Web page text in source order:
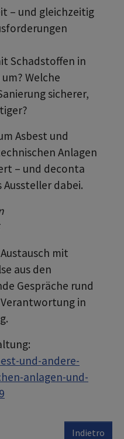
– und gleichzeitig
Schadstoffen in
Welche
sicherer,
Asbest und
Anlagen
– und deconta
Aussteller dabei.
mit
aus den
Gespräche rund
in
und-andere-
anlagen-und-
Indietro